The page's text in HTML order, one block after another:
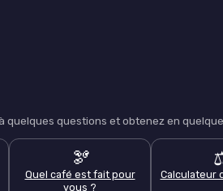
questions et obtenez en
🫘
Quel café est fait pour
vous ?
Calculateur